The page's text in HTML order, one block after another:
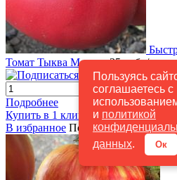
Пользуясь
соглашаетесь с
и политикой
данных. Ок
Томат Тыква Мязина 35 руб./ шт
Подписаться
Подробнее
Купить в 1 клик
К сравнению
В избранное Под заказ